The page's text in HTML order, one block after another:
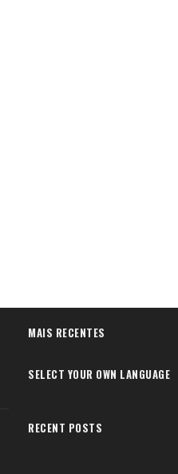
MAIS RECENTES
SELECT YOUR OWN LANGUAGE
RECENT POSTS